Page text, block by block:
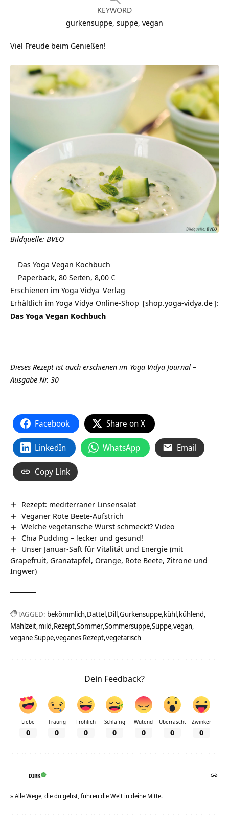
KEYWORD
gurkensuppe, suppe, vegan
Viel Freude beim Genießen!
Bildquelle: BVEO
Das Yoga Vegan Kochbuch
Paperback, 80 Seiten, 8,00 €
Erschienen im Yoga Vidya Verlag
Erhältlich im Yoga Vidya Online-Shop [shop.yoga-vidya.de]:
Das Yoga Vegan Kochbuch
Dieses Rezept ist auch erschienen im Yoga Vidya Journal –
Ausgabe Nr. 30
Facebook Share on X
LinkedIn WhatsApp Email
Copy Link
Rezept: mediterraner Linsensalat
Veganer Rote Beete-Aufstrich
Welche vegetarische Wurst schmeckt? Video
Chia Pudding – lecker und gesund!
Unser Januar-Saft für Vitalität und Energie (mit
Grapefruit, Granatapfel, Orange, Rote Beete, Zitrone und
Ingwer)
TAGGED: bekömmlich Dattel Dill Gurkensuppe kühl kühlend
Mahlzeit mild Rezept Sommer Sommersuppe Suppe vegan
vegane Suppe veganes Rezept vegetarisch
Dein Feedback?
Liebe
0
Traurig
0
Fröhlich
0
Schläfrig
0
Wütend
0
Überrascht
0
Zwinker
0
DIRK
» Alle Wege, die du gehst, führen die Welt in deine Mitte.